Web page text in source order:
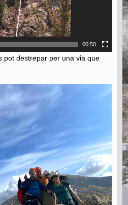
00:50
pot destrepar per una via que